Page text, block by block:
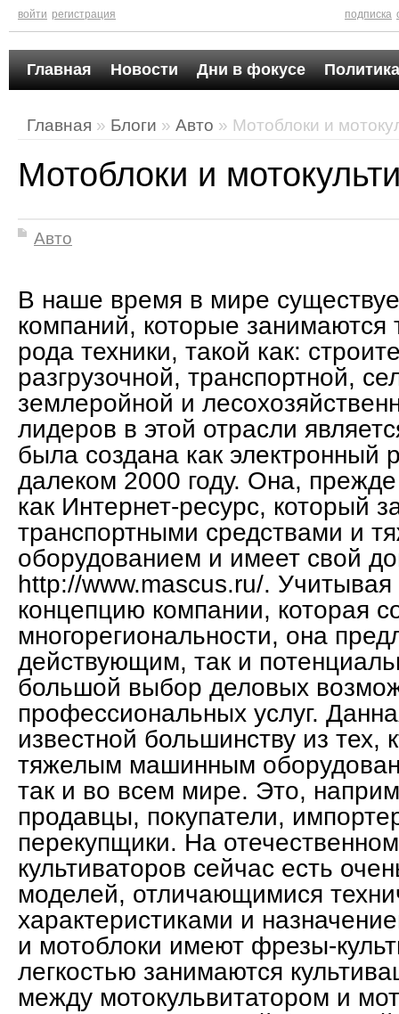
войти регистрация подписка
Главная Новости Дни в фокусе
Главная » Блоги » Авто » Мотоблоки и
Мотоблоки и
Авто
В наше время в мире
компаний, которые занимаются
рода техники, такой как:
разгрузочной, транспортной,
землеройной и
лидеров в этой отрасли
была создана как электронный
далеком 2000 году. Она,
как Интернет-ресурс, который
транспортными средствами и
оборудованием и имеет свой
http://www.mascus.ru/.
концепцию компании, которая
многорегиональности, она
действующим, так и
большой выбор деловых
профессиональных услуг.
известной большинству из тех,
тяжелым машинным
так и во всем мире. Это,
продавцы, покупатели,
перекупщики. На
культиваторов сейчас есть
моделей, отличающимися
характеристиками и
и мотоблоки имеют фрезы-
легкостью занимаются
между мотокульвитатором и